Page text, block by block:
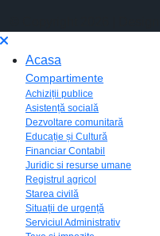
Acasa
Compartimente
Achiziții publice
Asistență socială
Dezvoltare comunitară
Educație și Cultură
Financiar Contabil
Juridic si resurse umane
Registrul agricol
Starea civilă
Situații de urgență
Serviciul Administrativ